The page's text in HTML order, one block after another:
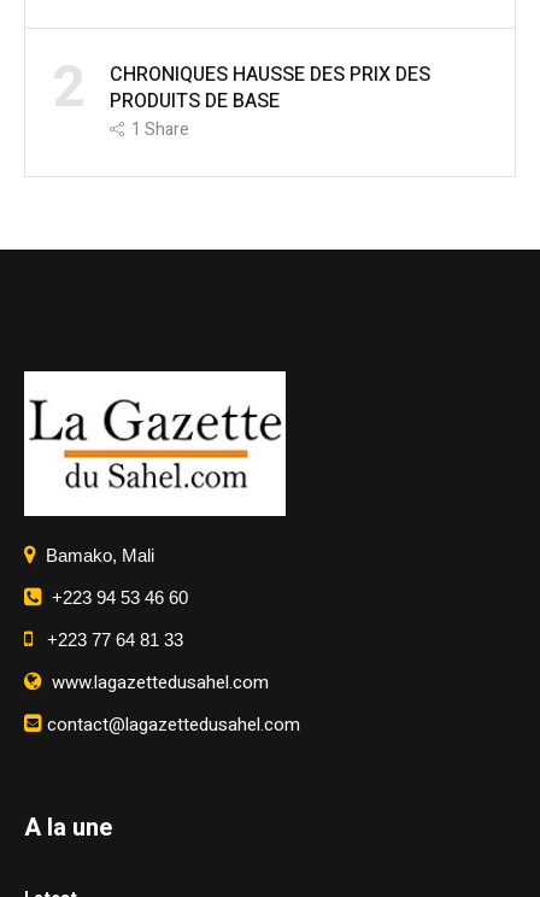
2
CHRONIQUES HAUSSE DES PRIX DES
PRODUITS DE BASE
1 Share
Bamako, Mali
+223 94 53 46 60
+223 77 64 81 33
www.lagazettedusahel.com
contact@lagazettedusahel.com
A la une